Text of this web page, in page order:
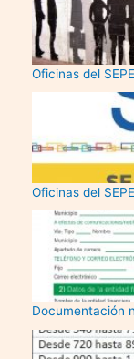
Oficinas del
Oficinas del
Documentación